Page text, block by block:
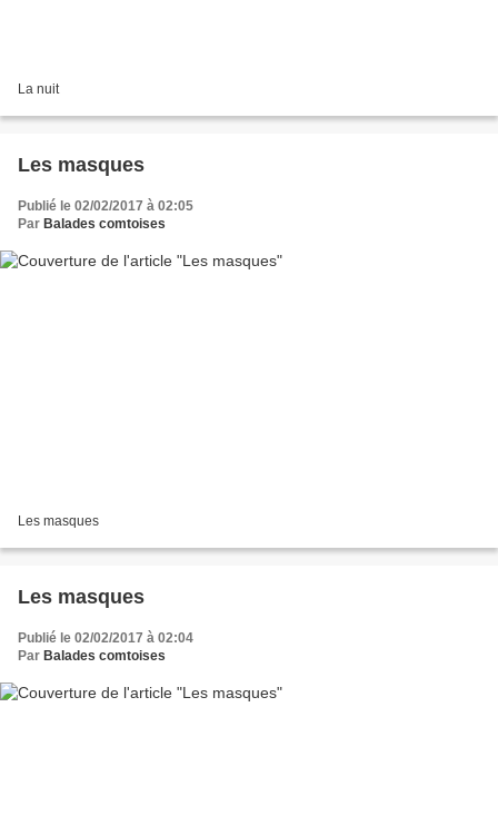
La nuit
Les masques
Publié le 02/02/2017 à 02:05
Par Balades comtoises
Les masques
Les masques
Publié le 02/02/2017 à 02:04
Par Balades comtoises